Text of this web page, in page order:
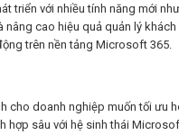
triển với nhiều tính năng mới
cao hiệu quả quản lý
trên nền tảng Microsoft 365.
cho doanh nghiệp muốn tối ưu
hợp sâu với hệ sinh thái